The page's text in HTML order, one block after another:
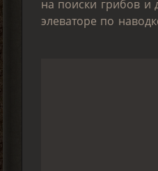
на поиски грибов и
элеваторе по